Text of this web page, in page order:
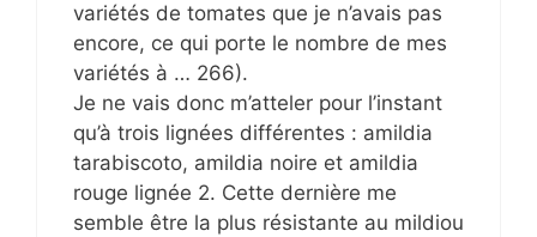
variétés de tomates que je n’avais pas
encore, ce qui porte le nombre de mes
variétés à … 266).
Je ne vais donc m’atteler pour l’instant
qu’à trois lignées différentes : amildia
tarabiscoto, amildia noire et amildia
rouge lignée 2. Cette dernière me
semble être la plus résistante au mildiou